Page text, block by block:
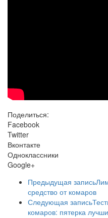
Поделиться:
Facebook
Twitter
Вконтакте
Одноклассники
Google+
Предыдущая запись
средство от комаров
Следующая запись
комаров: пятерка